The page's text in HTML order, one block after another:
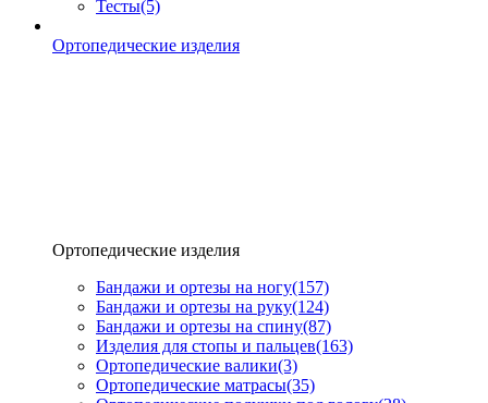
Тесты(5)
Ортопедические изделия
Ортопедические изделия
Бандажи и ортезы на ногу(157)
Бандажи и ортезы на руку(124)
Бандажи и ортезы на спину(87)
Изделия для стопы и пальцев(163)
Ортопедические валики(3)
Ортопедические матрасы(35)